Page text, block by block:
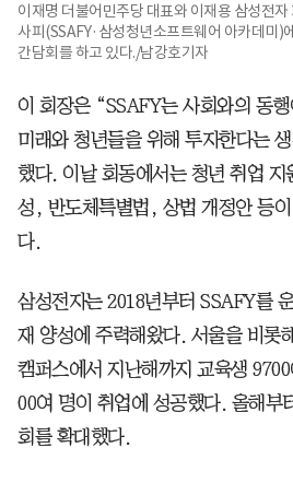
이재명 더불어민주당 대표와 이재용 삼성전
사피(SSAFY·삼성청년소프트웨어 아카데미)
간담회를 하고 있다./남강호기자
이 회장은 “SSAFY는 사회와의 동
미래와 청년들을 위해 투자한다는
했다. 이날 회동에서는 청년 취업
성, 반도체특별법, 상법 개정안 등
다.
삼성전자는 2018년부터 SSAFY를
재 양성에 주력해왔다. 서울을 비롯
캠퍼스에서 지난해까지 교육생
00여 명이 취업에 성공했다. 올해부
회를 확대했다.